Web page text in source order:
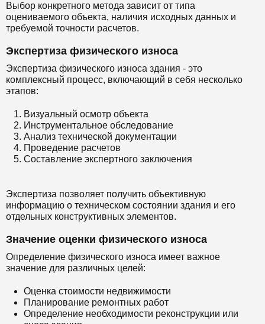
Выбор конкретного метода зависит от типа
оцениваемого объекта, наличия исходных данных и
требуемой точности расчетов.
Экспертиза физического износа
Экспертиза физического износа здания - это
комплексный процесс, включающий в себя несколько
этапов:
Визуальный осмотр объекта
Инструментальное обследование
Анализ технической документации
Проведение расчетов
Составление экспертного заключения
Экспертиза позволяет получить объективную
информацию о техническом состоянии здания и его
отдельных конструктивных элементов.
Значение оценки физического износа
Определение физического износа имеет важное
значение для различных целей:
Оценка стоимости недвижимости
Планирование ремонтных работ
Определение необходимости реконструкции или